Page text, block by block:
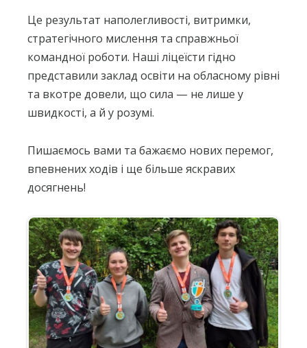
Це результат наполегливості, витримки,
стратегічного мислення та справжньої
командної роботи. Наші ліцеїсти гідно
представили заклад освіти на обласному рівні
та вкотре довели, що сила — не лише у
швидкості, а й у розумі.
Пишаємось вами та бажаємо нових перемог,
впевнених ходів і ще більше яскравих
досягнень!